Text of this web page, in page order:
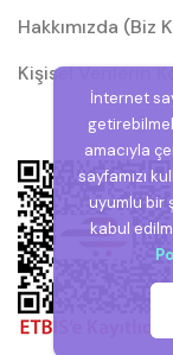
Hakkımızda (Biz
Kişisel Verilerin
İnternet
amacıyla
sayfamızı
uyumlu bir
kabul